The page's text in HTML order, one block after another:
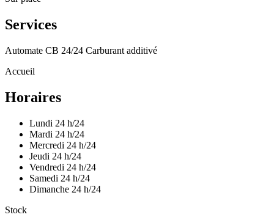
Services
Automate CB 24/24 Carburant additivé
Accueil
Horaires
Lundi 24 h/24
Mardi 24 h/24
Mercredi 24 h/24
Jeudi 24 h/24
Vendredi 24 h/24
Samedi 24 h/24
Dimanche 24 h/24
Stock